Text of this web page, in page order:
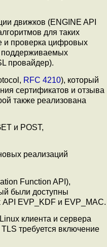
движков (ENGINE API
для таких
и проверка цифровых
поддерживаемых
провайдер).
RFC 4210), который
сертификатов и отзыва
также реализована
и POST,
реализаций
Function API),
были доступны
EVP_KDF и EVP_MAC.
клиента и сервера
требуется включение